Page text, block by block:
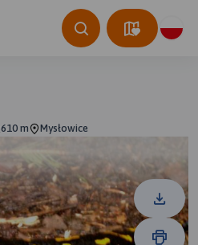
610 m Mysłowice